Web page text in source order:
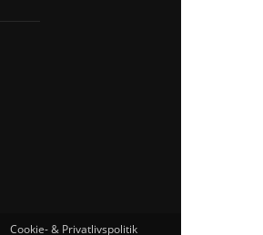
Cookie- & Privatlivspolitik